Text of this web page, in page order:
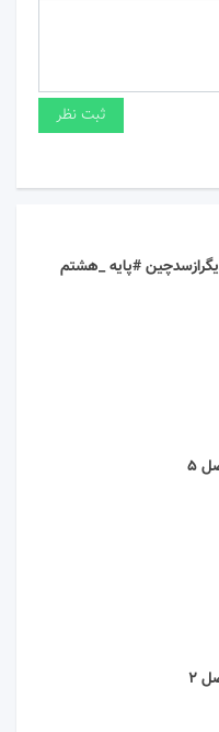
#پایه _هشتم
5
2